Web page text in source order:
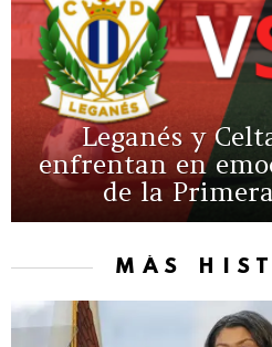
Leganés y
enfrentan en
de la
MÁS